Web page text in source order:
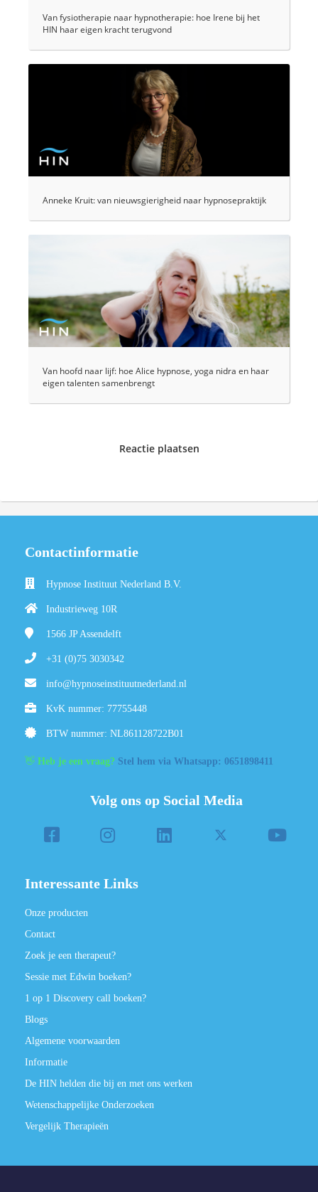
Van fysiotherapie naar hypnotherapie: hoe Irene bij het
HIN haar eigen kracht terugvond
Anneke Kruit: van nieuwsgierigheid naar hypnosepraktijk
Van hoofd naar lijf: hoe Alice hypnose, yoga nidra en haar
eigen talenten samenbrengt
Reactie plaatsen
Contactinformatie
Hypnose Instituut Nederland B.V.
Industrieweg 10R
1566 JPAssendelft
+31 (0)75 3030342
info@hypnoseinstituutnederland.nl
KvK nummer: 77755448
BTW nummer: NL861128722B01
👋 Heb je een vraag? Stel hem via Whatsapp: 0651898411
Volg ons op Social Media
Interessante Links
Onze producten
Contact
Zoek je een therapeut?
Sessie met Edwin boeken?
1 op 1 Discovery call boeken?
Blogs
Algemene voorwaarden
Informatie
De HIN helden die bij en met ons werken
Wetenschappelijke Onderzoeken
Vergelijk Therapieën